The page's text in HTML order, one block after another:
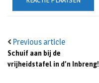
Previous article
Schuif aan bij de
vrijheidstafel in d’n Inbreng!